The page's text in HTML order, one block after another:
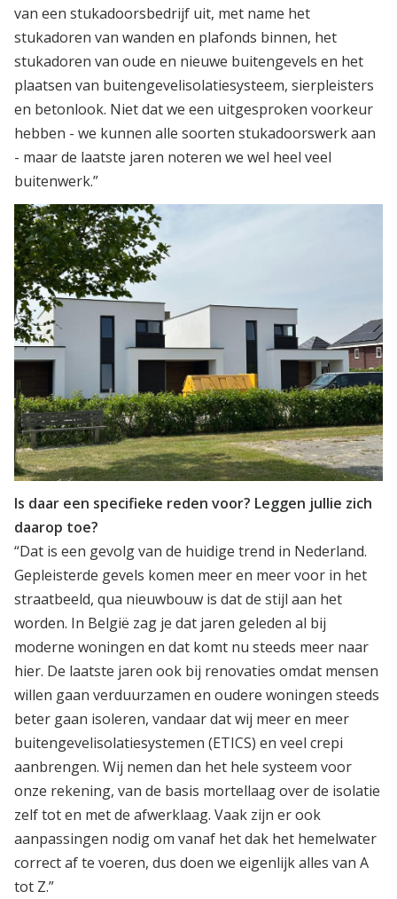
van een stukadoorsbedrijf uit, met name het
stukadoren van wanden en plafonds binnen, het
stukadoren van oude en nieuwe buitengevels en het
plaatsen van buitengevelisolatiesysteem, sierpleisters
en betonlook. Niet dat we een uitgesproken voorkeur
hebben - we kunnen alle soorten stukadoorswerk aan
- maar de laatste jaren noteren we wel heel veel
buitenwerk.”
Is daar een specifieke reden voor? Leggen jullie zich
daarop toe?
“Dat is een gevolg van de huidige trend in Nederland.
Gepleisterde gevels komen meer en meer voor in het
straatbeeld, qua nieuwbouw is dat de stijl aan het
worden. In België zag je dat jaren geleden al bij
moderne woningen en dat komt nu steeds meer naar
hier. De laatste jaren ook bij renovaties omdat mensen
willen gaan verduurzamen en oudere woningen steeds
beter gaan isoleren, vandaar dat wij meer en meer
buitengevelisolatiesystemen (ETICS) en veel crepi
aanbrengen. Wij nemen dan het hele systeem voor
onze rekening, van de basis mortellaag over de isolatie
zelf tot en met de afwerklaag. Vaak zijn er ook
aanpassingen nodig om vanaf het dak het hemelwater
correct af te voeren, dus doen we eigenlijk alles van A
tot Z.”